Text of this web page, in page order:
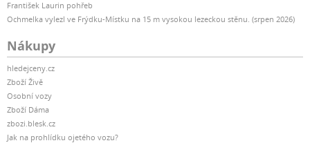
František Laurin pohřeb
Ochmelka vylezl ve Frýdku-Místku na 15 m vysokou lezeckou stěnu. (srpen 2026)
Nákupy
hledejceny.cz
Zboží Živě
Osobní vozy
Zboží Dáma
zbozi.blesk.cz
Jak na prohlídku ojetého vozu?